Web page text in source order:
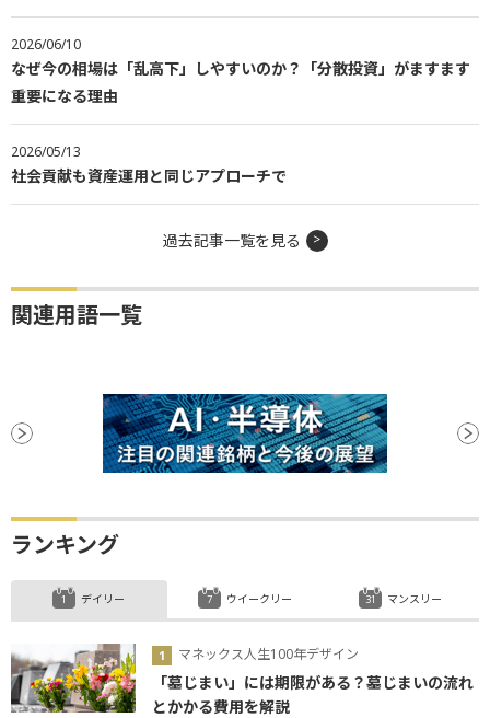
2026/06/10
なぜ今の相場は「乱高下」しやすいのか？「分散投資」がますます
重要になる理由
2026/05/13
社会貢献も資産運用と同じアプローチで
過去記事一覧を見る
関連用語一覧
ランキング
デイリー
マネックス人生100年デザイン
「墓じまい」には期限がある？墓じまいの流れ
とかかる費用を解説
ウイークリー マンスリー